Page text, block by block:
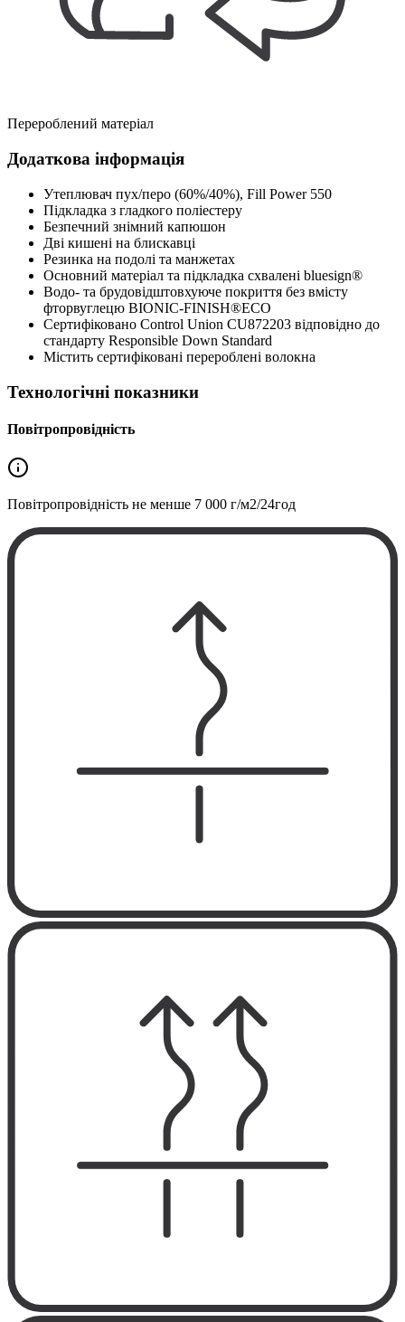
Перероблений матеріал
Додаткова інформація
Утеплювач пух/перо (60%/40%), Fill Power 550
Підкладка з гладкого поліестеру
Безпечний знімний капюшон
Дві кишені на блискавці
Резинка на подолі та манжетах
Основний матеріал та підкладка схвалені bluesign®
Водо- та брудовідштовхуюче покриття без вмісту
фторвуглецю BIONIC-FINISH®ECO
Сертифіковано Control Union CU872203 відповідно до
стандарту Responsible Down Standard
Містить сертифіковані перероблені волокна
Технологічні показники
Повітропровідність
Повітропровідність не менше 7 000 г/м2/24год